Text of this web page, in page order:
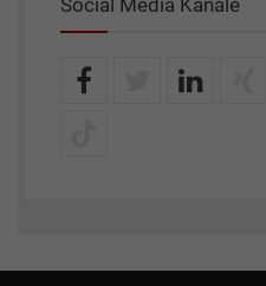
Social Media Kanäle